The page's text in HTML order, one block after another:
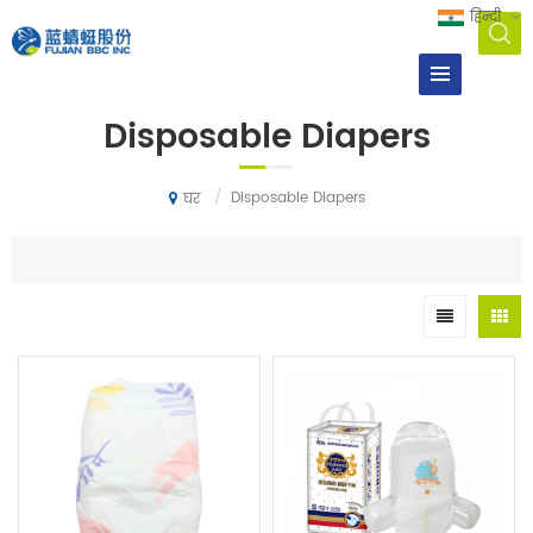
हिन्दी
Disposable Diapers
घर / Disposable Diapers